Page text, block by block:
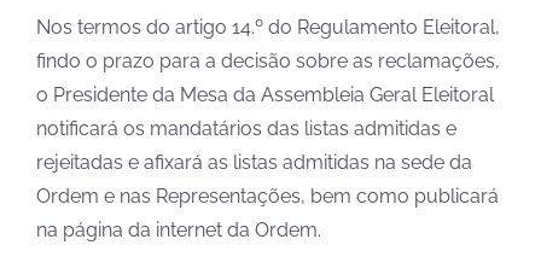
Nos termos do artigo 14.º do Regulamento Eleitoral,
findo o prazo para a decisão sobre as reclamações,
o Presidente da Mesa da Assembleia Geral Eleitoral
notificará os mandatários das listas admitidas e
rejeitadas e afixará as listas admitidas na sede da
Ordem e nas Representações, bem como publicará
na página da internet da Ordem.